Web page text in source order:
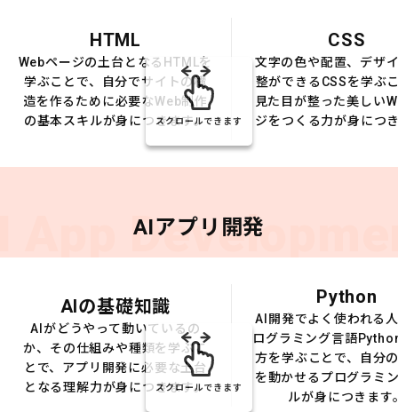
HTML
Webページの土台となるHTMLを
学ぶことで、自分でサイトの構
造を作るために必要なWeb制作
の基本スキルが身につきます。
CSS
文字の色や配置、デザ
整ができるCSSを学ぶ
見た目が整った美しい
ジをつくる力が身につ
スクロールできます
App AIアプリ開発
AIの基礎知識
AIがどうやって動いているの
か、その仕組みや種類を学ぶこ
とで、アプリ開発に必要な土台
となる理解力が身につきます。
Python
AI開発でよく使われる
ログラミング言語
方を学ぶことで、自分
を動かせるプログラミ
ルが身につきます
スクロールできます